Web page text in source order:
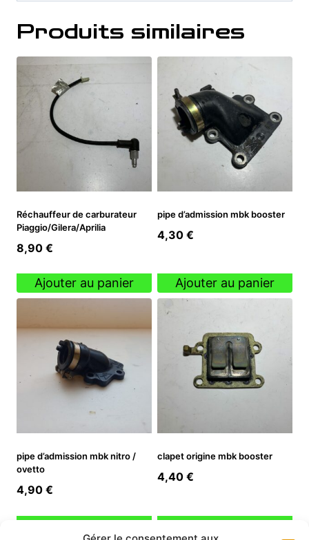
Produits similaires
Réchauffeur de carburateur
Piaggio/Gilera/Aprilia
8,90 €
Ajouter au panier
pipe d’admission mbk booster
4,30 €
Ajouter au panier
pipe d’admission mbk nitro /
ovetto
4,90 €
Ajouter au panier
clapet origine mbk booster
4,40 €
Ajouter au panier